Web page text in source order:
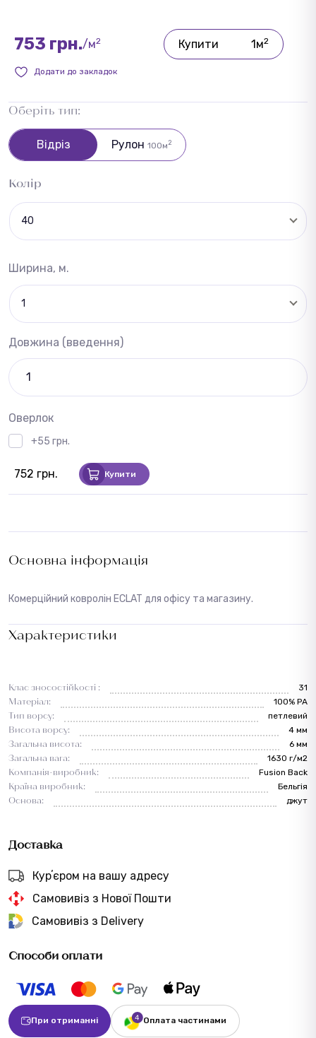
Основна інформація
Комерційний ковролін ECLAT для офісу та магазину.
Характеристики
Клас зносостійкості :
31
Матеріал:
100% PA
Тип ворсу:
петлевий
Висота ворсу:
4 мм
Загальна висота:
6 мм
Загальна вага:
1630 г/м2
Компанія-виробник:
Fusion Back
Країна виробник:
Бельгія
Основа:
джут
Доставка
Курʼєром на вашу адресу
Самовивіз з Нової Пошти
Самовивіз з Delivery
Способи оплати
При отриманні Оплата частинами
753 грн./м2 Купити 1м2
Додати до закладок
Оберіть тип:
Рулон 100м2
Відріз
Колір
40
Ширина, м.
1
Довжина (введення)
Оверлок
+55 грн.
752 грн. Купити